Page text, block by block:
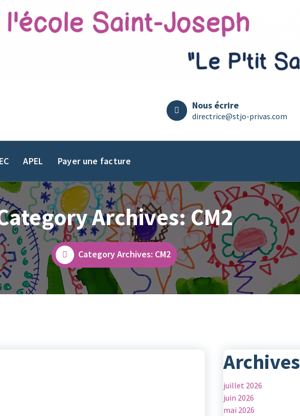
Nous écrire
directrice@stjo-privas.com
APEL Payer une facture
Archives: CM2
Category Archives: CM2
Archives
juillet 2026
juin 2026
mai 2026